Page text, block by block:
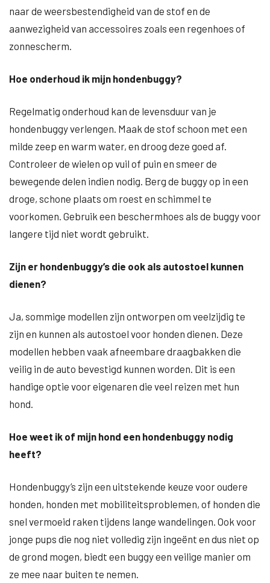
naar de weersbestendigheid van de stof en de
aanwezigheid van accessoires zoals een regenhoes of
zonnescherm.
Hoe onderhoud ik mijn hondenbuggy?
Regelmatig onderhoud kan de levensduur van je
hondenbuggy verlengen. Maak de stof schoon met een
milde zeep en warm water, en droog deze goed af.
Controleer de wielen op vuil of puin en smeer de
bewegende delen indien nodig. Berg de buggy op in een
droge, schone plaats om roest en schimmel te
voorkomen. Gebruik een beschermhoes als de buggy voor
langere tijd niet wordt gebruikt.
Zijn er hondenbuggy’s die ook als autostoel kunnen
dienen?
Ja, sommige modellen zijn ontworpen om veelzijdig te
zijn en kunnen als autostoel voor honden dienen. Deze
modellen hebben vaak afneembare draagbakken die
veilig in de auto bevestigd kunnen worden. Dit is een
handige optie voor eigenaren die veel reizen met hun
hond.
Hoe weet ik of mijn hond een hondenbuggy nodig
heeft?
Hondenbuggy’s zijn een uitstekende keuze voor oudere
honden, honden met mobiliteitsproblemen, of honden die
snel vermoeid raken tijdens lange wandelingen. Ook voor
jonge pups die nog niet volledig zijn ingeënt en dus niet op
de grond mogen, biedt een buggy een veilige manier om
ze mee naar buiten te nemen.